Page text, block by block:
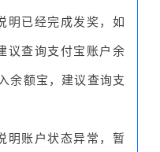
明已经完成发奖，如
议查询支付宝账户余
余额宝，建议查询支
明账户状态异常，暂